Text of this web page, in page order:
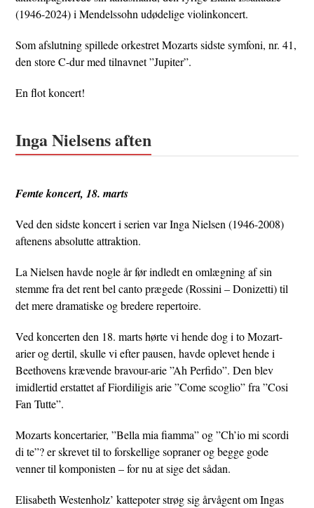
(1946-2024) i Mendelssohn udødelige violinkoncert.
Som afslutning spillede orkestret Mozarts sidste symfoni, nr. 41,
den store C-dur med tilnavnet ”Jupiter”.
En flot koncert!
Inga Nielsens aften
Femte koncert, 18. marts
Ved den sidste koncert i serien var Inga Nielsen (1946-2008)
aftenens absolutte attraktion.
La Nielsen havde nogle år før indledt en omlægning af sin
stemme fra det rent bel canto prægede (Rossini – Donizetti) til
det mere dramatiske og bredere repertoire.
Ved koncerten den 18. marts hørte vi hende dog i to Mozart-
arier og dertil, skulle vi efter pausen, havde oplevet hende i
Beethovens krævende bravour-arie ”Ah Perfido”. Den blev
imidlertid erstattet af Fiordiligis arie ”Come scoglio” fra ”Cosi
Fan Tutte”.
Mozarts koncertarier, ”Bella mia fiamma” og ”Ch’io mi scordi
di te”? er skrevet til to forskellige sopraner og begge gode
venner til komponisten – for nu at sige det sådan.
Elisabeth Westenholz’ kattepoter strøg sig årvågent om Ingas